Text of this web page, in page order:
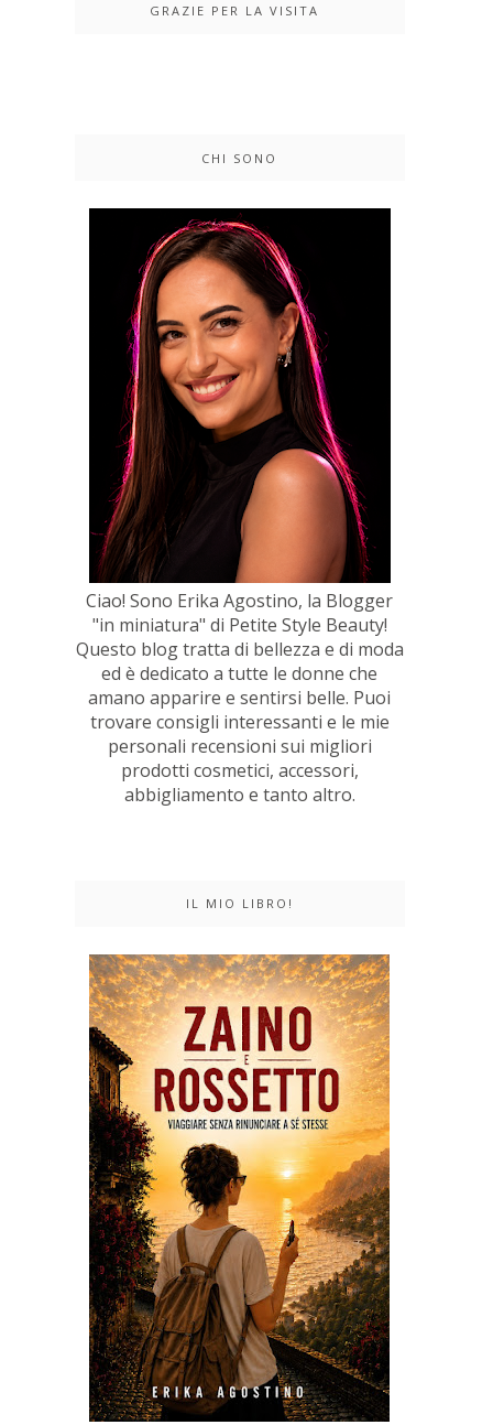
GRAZIE PER LA VISITA
CHI SONO
Ciao! Sono Erika Agostino, la Blogger
"in miniatura" di Petite Style Beauty!
Questo blog tratta di bellezza e di moda
ed è dedicato a tutte le donne che
amano apparire e sentirsi belle. Puoi
trovare consigli interessanti e le mie
personali recensioni sui migliori
prodotti cosmetici, accessori,
abbigliamento e tanto altro.
IL MIO LIBRO!